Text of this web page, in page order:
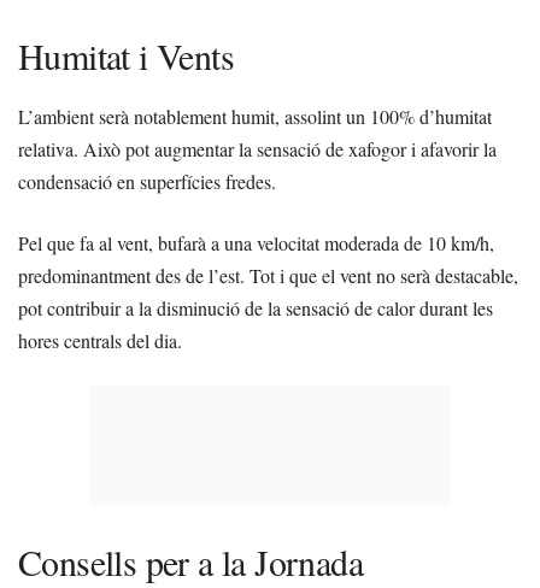
Humitat i Vents
L’ambient serà notablement humit, assolint un 100% d’humitat
relativa. Això pot augmentar la sensació de xafogor i afavorir la
condensació en superfícies fredes.
Pel que fa al vent, bufarà a una velocitat moderada de 10 km/h,
predominantment des de l’est. Tot i que el vent no serà destacable,
pot contribuir a la disminució de la sensació de calor durant les
hores centrals del dia.
Consells per a la Jornada